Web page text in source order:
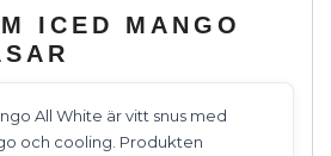
ICED MANGO
All White är vitt snus med
och cooling. Produkten